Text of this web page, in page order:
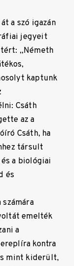
a szó igazán
jegyeit
„Németh
kaptunk
Csáth
az a
Csáth, ha
társult
a biológiai
és
emelték
a
kontra
mint kiderült,